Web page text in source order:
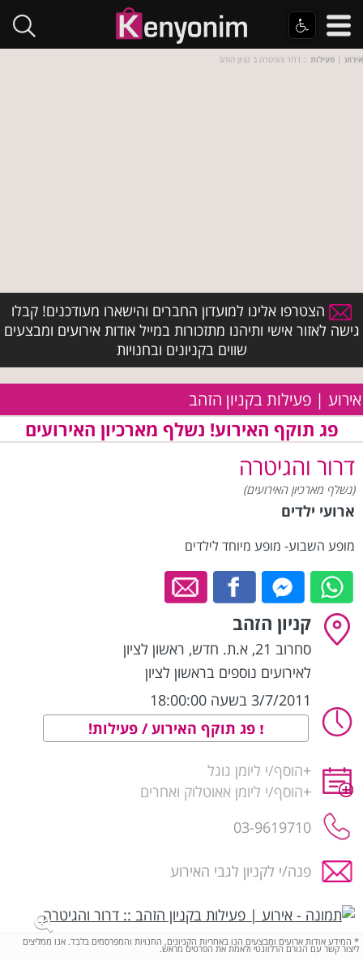
אירוע | פעילות :: דרור והגיטרה ב קניון הזהב
הצטרפו אלינו למועדון החברים והישארו מעודכנים! קבלו
גישה לאזור אישי ותיהנו מתזכורות במייל אודות אירועים ומבצעים
שווים בקניונים ובחנויות
אירוע | פעילות בקניון הזהב
פג תוקף האירוע! נשלף מארכיון האירועים
דרור והגיטרה
(נשלף מארכיון האירועים)
ארועי ילדים
מופע השבוע- מופע מיוחד לילדים
קניון הזהב
סחרוב 21, א.ת. חדש , ראשון לציון
לאירועים נוספים בראשון לציון
3/7/2011 בשעה 18:00:00
פג תוקף האירוע / פעילות!
+הוסף/י ליומן גוגל
+הוסף/י ליומן אאוטלוק ואחרים
03-9619710
פנה/י לקניון לגבי האירוע
* המידע אודות ארועים ומבצעים הנו באחריות הקניונים, החנויות והמפרסמים בלבד. אנו ממליצים
ליצור קשר עם הגורם הרלוונטי ולאמת את הפרטים מראש.